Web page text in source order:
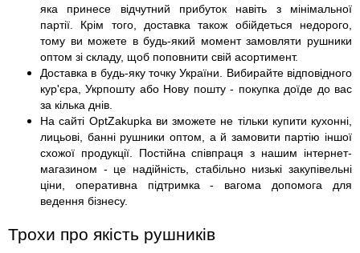
яка принесе відчутний прибуток навіть з мінімальної
партії. Крім того, доставка також обійдеться недорого,
тому ви можете в будь-який момент замовляти рушники
оптом зі складу, щоб поповнити свій асортимент.
Доставка в будь-яку точку України. Вибирайте відповідного
кур'єра, Укрпошту або Нову пошту - покупка доїде до вас
за кілька днів.
На сайті OptZakupka ви зможете не тільки купити кухонні,
лицьові, банні рушники оптом, а й замовити партію іншої
схожої продукції. Постійна співпраця з нашим інтернет-
магазином - це надійність, стабільно низькі закупівельні
ціни, оперативна підтримка - вагома допомога для
ведення бізнесу.
Трохи про якість рушників